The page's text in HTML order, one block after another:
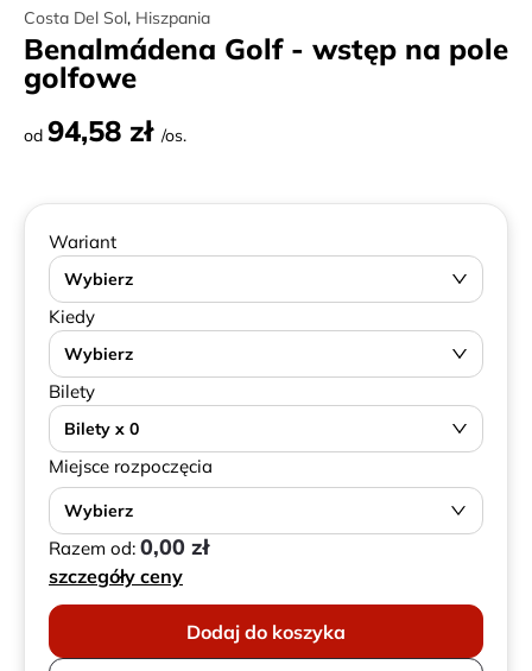
Costa Del Sol, Hiszpania
Benalmádena Golf - wstęp na pole
golfowe
od 94,58 zł /os.
Wariant
Wybierz
Kiedy
Wybierz
Bilety
Bilety x 0
Miejsce rozpoczęcia
Wybierz
Razem od: 0,00 zł
szczegóły ceny
Dodaj do koszyka